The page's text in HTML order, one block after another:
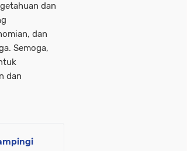
dan
dan
Semoga,
dan